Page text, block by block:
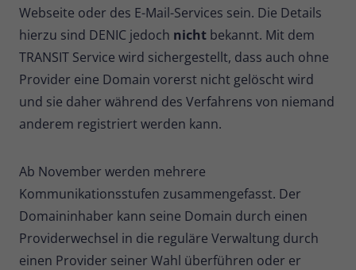
Webseite oder des E-Mail-Services sein. Die Details
hierzu sind DENIC jedoch nicht bekannt. Mit dem
TRANSIT Service wird sichergestellt, dass auch ohne
Provider eine Domain vorerst nicht gelöscht wird
und sie daher während des Verfahrens von niemand
anderem registriert werden kann.
Ab November werden mehrere
Kommunikationsstufen zusammengefasst. Der
Domaininhaber kann seine Domain durch einen
Providerwechsel in die reguläre Verwaltung durch
einen Provider seiner Wahl überführen oder er
Anbieter Matomo
Laufzeit 30 Minuten
Zweck
Kurzlebige Cookies, die zur
vorübergehenden Speicherung von
Daten für den Besuch verwendet
_pk_cvar
Anbieter Matomo
Laufzeit 30 Minuten